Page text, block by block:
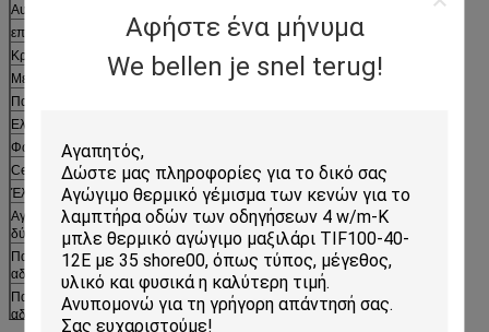
Αφήστε ένα μήνυμα
We bellen je snel terug!
Αυτοκίνητη ηλεκτρονική
επιδείξεις, φωτισμός, τηλεπικοινωνίες
Κρατημένες ‐ συσκευές χεριών
Μετασχηματιστής
Παροχή ηλεκτρικού ρεύματος οδηγήσεων
Ελεγκτής οδηγήσεων
Φω'τα οδηγήσεων
Ceilinglamp οδηγήσεων
Έλεγχος του κιβωτίου δύναμης
Αγγελία-συνεχές ρεύμα προσαρμοστές
δύναμης
Παροχή ηλεκτρικού ρεύματος των
αδιάβροχων οδηγήσεων
Παροχή ηλεκτρικού ρεύματος των
αδιάβροχων οδηγήσεων